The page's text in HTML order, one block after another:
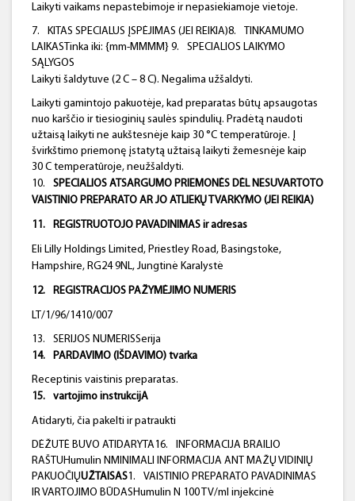
Laikyti vaikams nepastebimoje ir nepasiekiamoje vietoje.
7.
KITAS SPECIALUS ĮSPĖJIMAS (JEI REIKIA)8.
TINKAMUMO
LAIKASTinka iki: {mm-MMMM} 9.
SPECIALIOS LAIKYMO
SĄLYGOS
Laikyti šaldytuve (2 C – 8 C). Negalima užšaldyti.
Laikyti gamintojo pakuotėje, kad preparatas būtų apsaugotas
nuo karščio ir tiesioginių saulės spindulių. Pradėtą naudoti
užtaisą laikyti ne aukštesnėje kaip 30 °C temperatūroje. Į
švirkštimo priemonę įstatytą užtaisą laikyti žemesnėje kaip
30 C temperatūroje, neužšaldyti.
10.
SPECIALIOS ATSARGUMO PRIEMONĖS DĖL NESUVARTOTO
VAISTINIO PREPARATO AR JO ATLIEKŲ TVARKYMO (JEI REIKIA)
11. REGISTRUOTOJO PAVADINIMAS ir adresas
Eli Lilly Holdings Limited, Priestley Road, Basingstoke,
Hampshire, RG24 9NL, Jungtinė Karalystė
12. REGISTRACIJOS PAŽYMĖJIMO NUMERIS
LT/1/96/1410/007
13.
SERIJOS NUMERISSerija
14.
PARDAVIMO (IŠDAVIMO) tvarka
Receptinis vaistinis preparatas.
15.
vartojimo instrukcijA
Atidaryti, čia pakelti ir patraukti
DĖŽUTĖ BUVO ATIDARYTA16.
INFORMACIJA BRAILIO
RAŠTUHumulin NMINIMALI INFORMACIJA ANT MAŽŲ VIDINIŲ
PAKUOČIŲUŽTAISAS1.
VAISTINIO PREPARATO PAVADINIMAS
IR VARTOJIMO BŪDASHumulin N 100 TV/ml injekcinė